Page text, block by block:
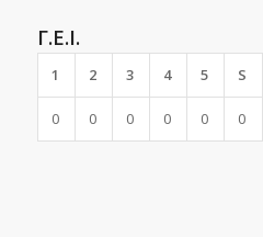
Γ.Ε.Ι.
1 2 3 4 5 S
0 0 0 0 0 0